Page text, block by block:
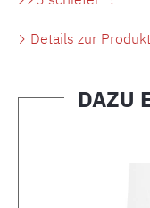
Details zur
DAZU